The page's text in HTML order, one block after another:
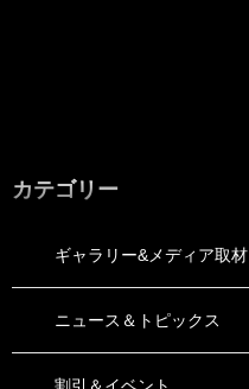
カテゴリー
ギャラリー&メディア取材
ニュース＆トピックス